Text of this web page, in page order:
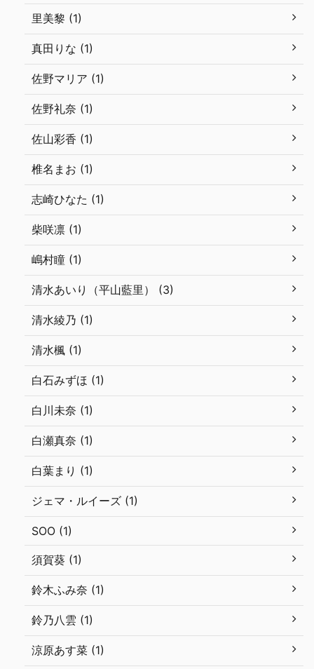
里美黎 (1)
真田りな (1)
佐野マリア (1)
佐野礼奈 (1)
佐山彩香 (1)
椎名まお (1)
志崎ひなた (1)
柴咲凛 (1)
嶋村瞳 (1)
清水あいり（平山藍里） (3)
清水綾乃 (1)
清水楓 (1)
白石みずほ (1)
白川未奈 (1)
白瀬真奈 (1)
白葉まり (1)
ジェマ・ルイーズ (1)
SOO (1)
須賀葵 (1)
鈴木ふみ奈 (1)
鈴乃八雲 (1)
涼原あす菜 (1)